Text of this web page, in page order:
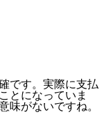
です。実際に支払
とになっていま
味がないですね。